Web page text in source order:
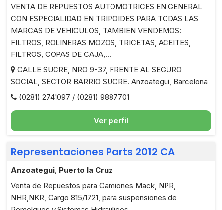
VENTA DE REPUESTOS AUTOMOTRICES EN GENERAL
CON ESPECIALIDAD EN TRIPOIDES PARA TODAS LAS
MARCAS DE VEHICULOS, TAMBIEN VENDEMOS:
FILTROS, ROLINERAS MOZOS, TRICETAS, ACEITES,
FILTROS, COPAS DE CAJA,...
CALLE SUCRE, NRO 9-37, FRENTE AL SEGURO
SOCIAL, SECTOR BARRIO SUCRE. Anzoategui, Barcelona
(0281) 2741097 / (0281) 9887701
Ver perfil
Representaciones Parts 2012 CA
Anzoategui, Puerto la Cruz
Venta de Repuestos para Camiones Mack, NPR,
NHR,NKR, Cargo 815/1721, para suspensiones de